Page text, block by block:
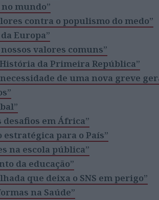
no mundo”
contra o populismo do medo”
Europa”
valores comuns”
da Primeira República”
de uma nova greve
desafios em África”
estratégica para o País”
na escola pública”
da educação”
que deixa o SNS em perigo”
na Saúde”